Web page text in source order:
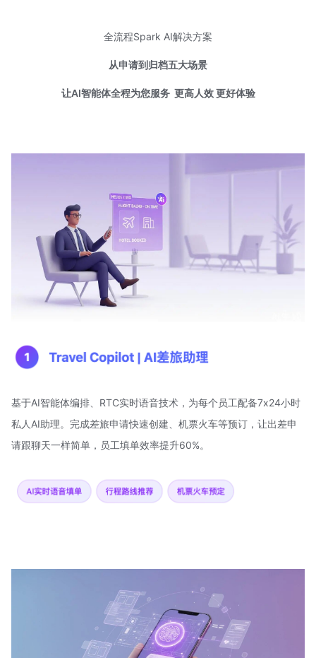
全流程Spark AI解决方案
从申请到归档五大场景
让AI智能体全程为您服务 更高人效 更好体验
基于AI智能体编排、RTC实时语音技术，为每个员工配备7x24小时
私人AI助理。完成差旅申请快速创建、机票火车等预订，让出差申
请跟聊天一样简单，员工填单效率提升60%。